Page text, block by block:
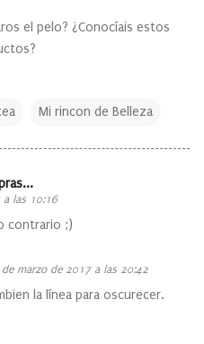
el pelo? ¿Conocíais estos
Mi rincon de Belleza
a las 10:16
contrario ;)
de marzo de 2017 a las 20:42
la línea para oscurecer.